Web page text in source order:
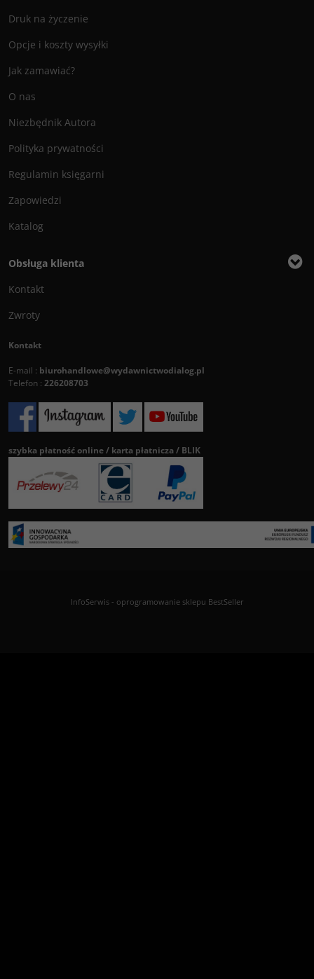
Druk na życzenie
Opcje i koszty wysyłki
Jak zamawiać?
O nas
Niezbędnik Autora
Polityka prywatności
Regulamin księgarni
Zapowiedzi
Katalog
Obsługa klienta
Kontakt
Zwroty
Kontakt
E-mail : biurohandlowe@wydawnictwodialog.pl
Telefon : 226208703
szybka płatność online / karta płatnicza / BLIK
InfoSerwis- oprogramowanie sklepu BestSeller